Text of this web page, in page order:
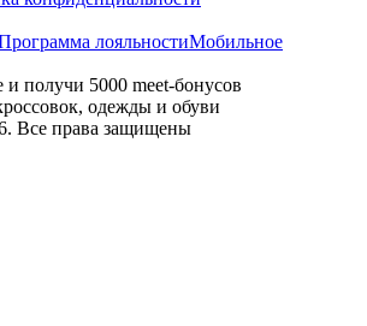
лояльностиМобильное
получи 5000 meet-бонусов
одежды и обуви
Все права защищены